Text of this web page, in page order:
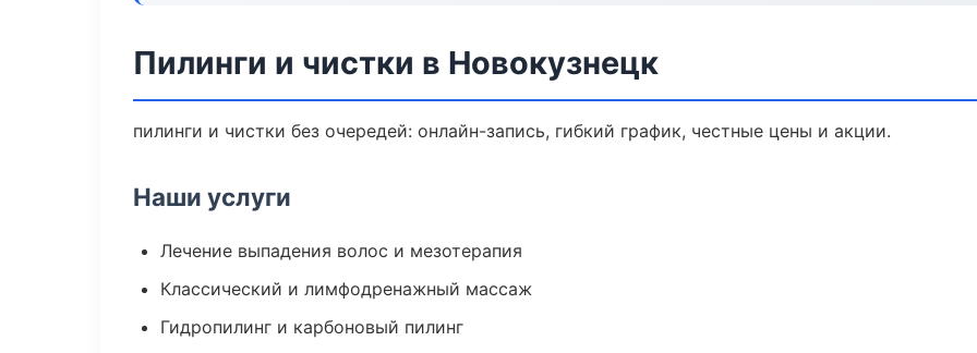
Пилинги и чистки в Новокузнецк
пилинги и чистки без очередей: онлайн-запись, гибкий график, честные цены и акции.
Наши услуги
Лечение выпадения волос и мезотерапия
Классический и лимфодренажный массаж
Гидропилинг и карбоновый пилинг